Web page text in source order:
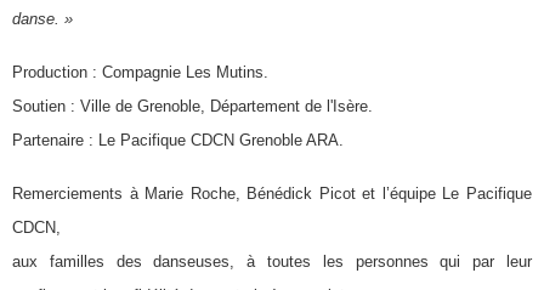
danse. »
Production : Compagnie Les Mutins.
Soutien : Ville de Grenoble, Département de l'Isère.
Partenaire : Le Pacifique CDCN Grenoble ARA.
Remerciements à Marie Roche, Bénédick Picot et l’équipe Le Pacifique
CDCN,
aux familles des danseuses, à toutes les personnes qui par leur